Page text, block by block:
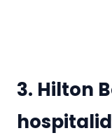
3. Hilton